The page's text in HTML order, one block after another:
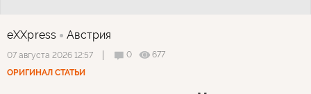
eXXpress Австрия
07 августа 2026 12:57 0
677
ОРИГИНАЛ СТАТЬИ